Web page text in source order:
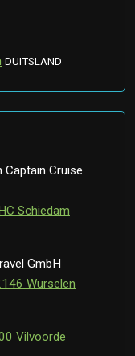
DUITSLAND
Captain Cruise
Schiedam
GmbH
Wurselen
Vilvoorde